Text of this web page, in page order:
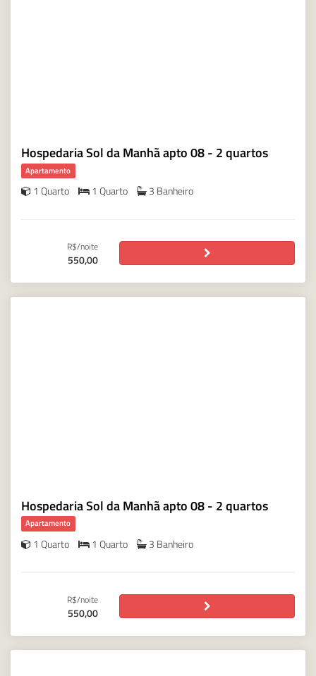
Hospedaria Sol da Manhã apto 08 - 2 quartos
Apartamento
1 Quarto 1 Quarto 3 Banheiro
R$/noite
550,00
Hospedaria Sol da Manhã apto 08 - 2 quartos
Apartamento
1 Quarto 1 Quarto 3 Banheiro
R$/noite
550,00